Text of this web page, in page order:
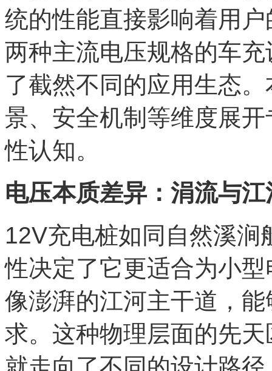
统的性能直接影响着用
两种主流电压规格的车
了截然不同的应用生态
景、安全机制等维度展
性认知。
电压本质差异：涓流与
12V充电桩如同自然溪
性决定了它更适合为小
像澎湃的江河主干道，
求。这种物理层面的先